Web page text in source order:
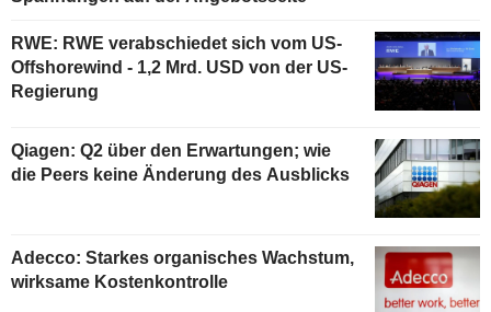
RWE: RWE verabschiedet sich vom US-
Offshorewind - 1,2 Mrd. USD von der US-
Regierung
Qiagen: Q2 über den Erwartungen; wie
die Peers keine Änderung des Ausblicks
Adecco: Starkes organisches Wachstum,
wirksame Kostenkontrolle